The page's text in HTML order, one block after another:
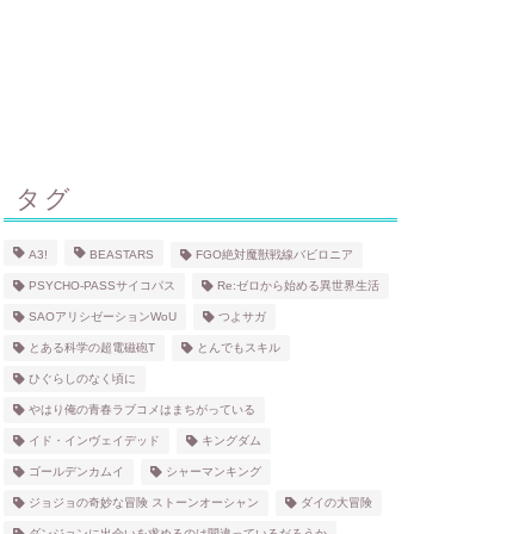
タグ
A3! BEASTARS FGO絶対魔獣戦線バビロニア
PSYCHO-PASSサイコパス Re:ゼロから始める異世界生活
SAOアリシゼーションWoU つよサガ
とある科学の超電磁砲T とんでもスキル
ひぐらしのなく頃に
やはり俺の青春ラブコメはまちがっている
イド・インヴェイデッド キングダム
ゴールデンカムイ シャーマンキング
ジョジョの奇妙な冒険 ストーンオーシャン ダイの大冒険